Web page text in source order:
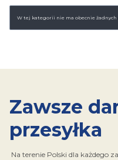
Lista produktów
W tej kategorii nie ma obecnie
Zawsze
przesyłka
Na terenie Polski dla każdego